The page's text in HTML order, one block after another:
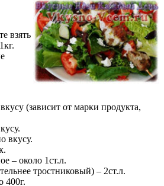
взять
(зависит от марки продукта,
вкусу.
– около 1ст.л.
тростниковый) – 2ст.л.
400г.